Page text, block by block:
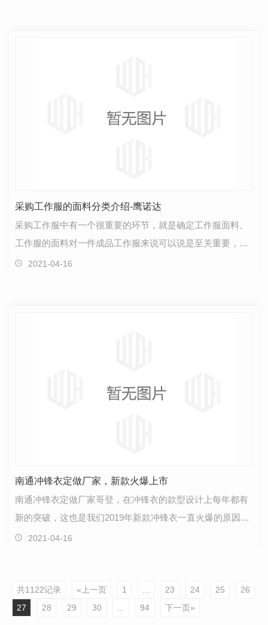
采购工作服的面料分类介绍-鹰诺达
采购工作服中有一个很重要的环节，就是确定工作服面料。
工作服的面料对一件成品工作服来说可以说是至关重要，所
以想要采购到合适的工作服，一定要有一定的面料知识…
2021-04-16
南通冲锋衣定做厂家，新款火爆上市
南通冲锋衣定做厂家哥登，在冲锋衣的款型设计上每年都有
新的突破，这也是我们2019年新款冲锋衣一直火爆的原因。
总结2018年，年初就寄到了南通明辉的1万件冲锋衣订…
2021-04-16
共1122记录 «上一页 1 ... 23 24 25
26
27
28 29 30 ... 94 下一页»